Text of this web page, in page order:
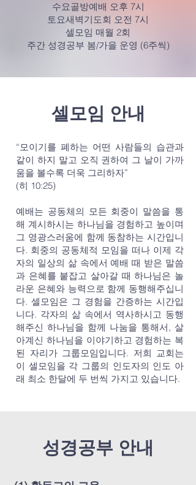
수요골방예배 오후 7시
토요새벽기도회 오전 7시
셀모임 매월 2회
주간 성경공부 봄/가을 운영 (6주씩)
셀모임 안내
“모이기를 폐하는 어떤 사람들의 습관과
같이 하지 말고 오직 권하여 그 날이 가까
움을 볼수록 더욱 그리하자”
(히 10:25)
예배는 공동체의 모든 회중이 말씀을 통
해 계시하시는 하나님을 경험하고 높이며
그 영광스러움에 함께 동참하는 시간입니
다. 회중의 공동체적 모임을 떠나 이제 각
자의 일상의 삶 속에서 예배 때 받은 말씀
과 은혜를 붙잡고 살아갈 때 하나님은 놀
라운 은혜와 능력으로 함께 동행해주십니
다. 셀모임은 그 경험을 간증하는 시간입
니다. 각자의 삶 속에서 역사하시고 동행
해주신 하나님을 함께 나눔을 통해서, 살
아계신 하나님을 이야기하고 경험하는 복
된 자리가 그룹모임입니다. 저희 교회는
이 셀모임을 각 그룹의 인도자의 인도 아
래 최소 한달에 두 번씩 가지고 있습니다.
성경공부 안내